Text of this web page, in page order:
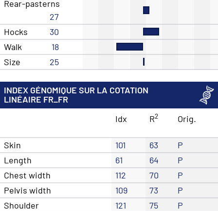
Rear-pasterns
27
Hocks
30
Walk
18
Size
25
INDEX GÉNOMIQUE SUR LA COTATION
LINÉAIRE FR_FR
Idx
R2 Orig.
Skin 101 63
P
Length
61 64
P
Chest width
112 70
P
Pelvis width
109 73
P
Shoulder
121 75
P